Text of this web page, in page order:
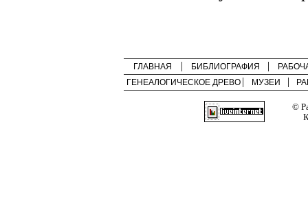
ГЛАВНАЯ БИБЛИОГРАФИЯ
ГЕНЕАЛОГИЧЕСКОЕ ДРЕВО
МУЗЕИ
©